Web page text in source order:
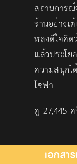
สถานการ
ร้านอย่างเ
หลงดีใจคิ
แล้วประโ
ความสนุกไ
โซฟา
ดู 27,445
เอกสา